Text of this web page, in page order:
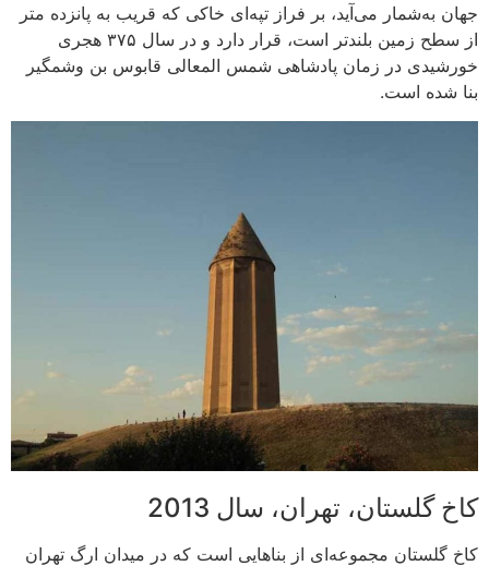
جهان به‌شمار می‌آید، بر فراز تپه‌ای خاکی که قریب به پانزده متر
از سطح زمین بلندتر است، قرار دارد و در سال ۳۷۵ هجری
خورشیدی در زمان پادشاهی شمس المعالی قابوس بن وشمگیر
بنا شده است.
کاخ گلستان، تهران، سال 2013
کاخ گلستان مجموعه‌ای از بناهایی است که در میدان ارگ تهران